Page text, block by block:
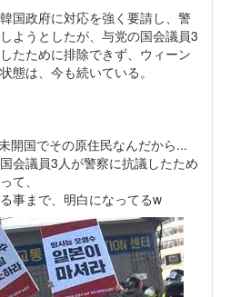
国政府に対応を強く要請し、警
ようとしたが、与党の国会議員3
たために排除できず、ウィーン
態は、今も続いている。
開国でその原住民なんだから...
会議員3人が警察に抗議したため
て、
事まで、明白になってるw